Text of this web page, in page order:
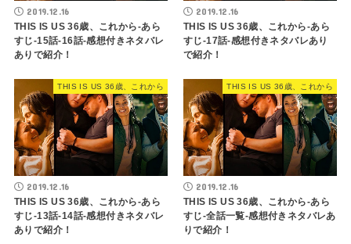
2019.12.16
THIS IS US 36歳、これから-あら
すじ-15話-16話-感想付きネタバレ
ありで紹介！
2019.12.16
THIS IS US 36歳、これから-あら
すじ-17話-感想付きネタバレあり
で紹介！
THIS IS US 36歳、これから
2019.12.16
THIS IS US 36歳、これから-あら
すじ-13話-14話-感想付きネタバレ
ありで紹介！
THIS IS US 36歳、これから
2019.12.16
THIS IS US 36歳、これから-あら
すじ-全話一覧-感想付きネタバレあ
りで紹介！